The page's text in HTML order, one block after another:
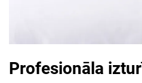
Profesionāla